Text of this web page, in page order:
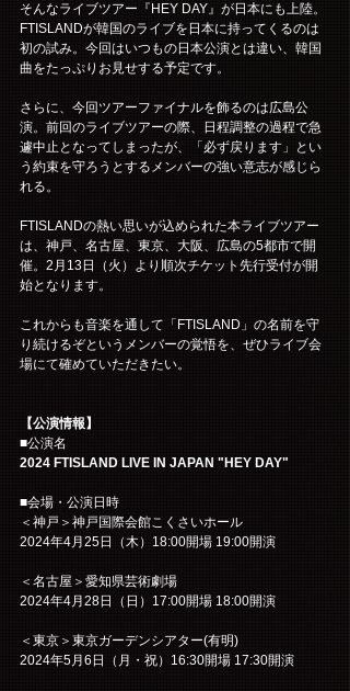
そんなライブツアー『HEY DAY』が日本にも上陸。
FTISLANDが韓国のライブを日本に持ってくるのは
初の試み。今回はいつもの日本公演とは違い、韓国
曲をたっぷりお見せする予定です。
さらに、今回ツアーファイナルを飾るのは広島公
演。前回のライブツアーの際、日程調整の過程で急
遽中止となってしまったが、「必ず戻ります」とい
う約束を守ろうとするメンバーの強い意志が感じら
れる。
FTISLANDの熱い思いが込められた本ライブツアー
は、神戸、名古屋、東京、大阪、広島の5都市で開
催。2月13日（火）より順次チケット先行受付が開
始となります。
これからも音楽を通して「FTISLAND」の名前を守
り続けるぞというメンバーの覚悟を、ぜひライブ会
場にて確めていただきたい。
【公演情報】
■公演名
2024 FTISLAND LIVE IN JAPAN "HEY DAY"
■会場・公演日時
＜神戸＞神戸国際会館こくさいホール
2024年4月25日（木）18:00開場 19:00開演
＜名古屋＞愛知県芸術劇場
2024年4月28日（日）17:00開場 18:00開演
＜東京＞東京ガーデンシアター(有明)
2024年5月6日（月・祝）16:30開場 17:30開演